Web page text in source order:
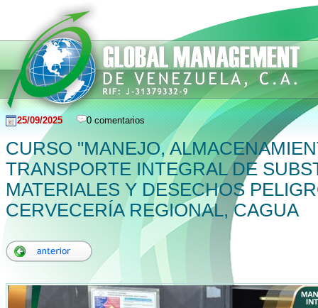
25/09/2025 0 comentarios
CURSO "MANEJO,
TRANSPORTE INTEGRAL DE
MATERIALES Y DESECHOS
CERVECERÍA REGIONAL, CAGUA